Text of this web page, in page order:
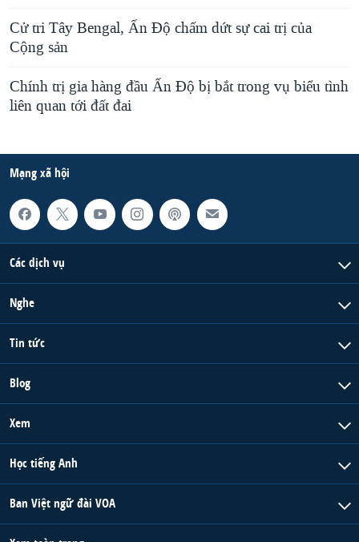
Cử tri Tây Bengal, Ấn Độ chấm dứt sự cai trị của
Cộng sản
Chính trị gia hàng đầu Ấn Ðộ bị bắt trong vụ biểu tình
liên quan tới đất đai
Mạng xã hội
Các dịch vụ
Nghe
Tin tức
Blog
Xem
Học tiếng Anh
Ban Việt ngữ đài VOA